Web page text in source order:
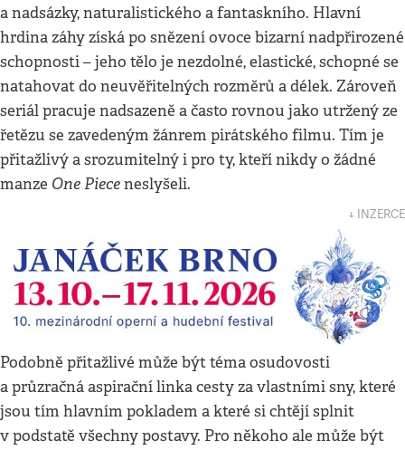
a nadsázky, naturalistického a fantaskního. Hlavní
hrdina záhy získá po snězení ovoce bizarní nadpřirozené
schopnosti – jeho tělo je nezdolné, elastické, schopné se
natahovat do neuvěřitelných rozměrů a délek. Zároveň
seriál pracuje nadsazeně a často rovnou jako utržený ze
řetězu se zavedeným žánrem pirátského filmu. Tím je
přitažlivý a srozumitelný i pro ty, kteří nikdy o žádné
manze One Pieceneslyšeli.
↓ INZERCE
Podobně přitažlivé může být téma osudovosti
a průzračná aspirační linka cesty za vlastními sny, které
jsou tím hlavním pokladem a které si chtějí splnit
v podstatě všechny postavy. Pro někoho ale může být